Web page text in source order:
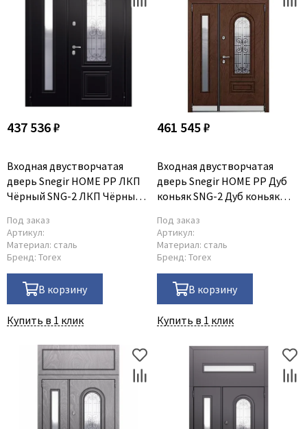
437 536 ₽
Входная двустворчатая
дверь Snegir HOME PP ЛКП
Чёрный SNG-2 ЛКП Чёрный
Под заказ
Артикул:
Материал: сталь
Бренд: Torex
В корзину
Купить в 1 клик
461 545 ₽
Входная двустворчатая
дверь Snegir HOME PP Дуб
коньяк SNG-2 Дуб коньяк
Под заказ
Артикул:
Материал: сталь
Бренд: Torex
В корзину
Купить в 1 клик